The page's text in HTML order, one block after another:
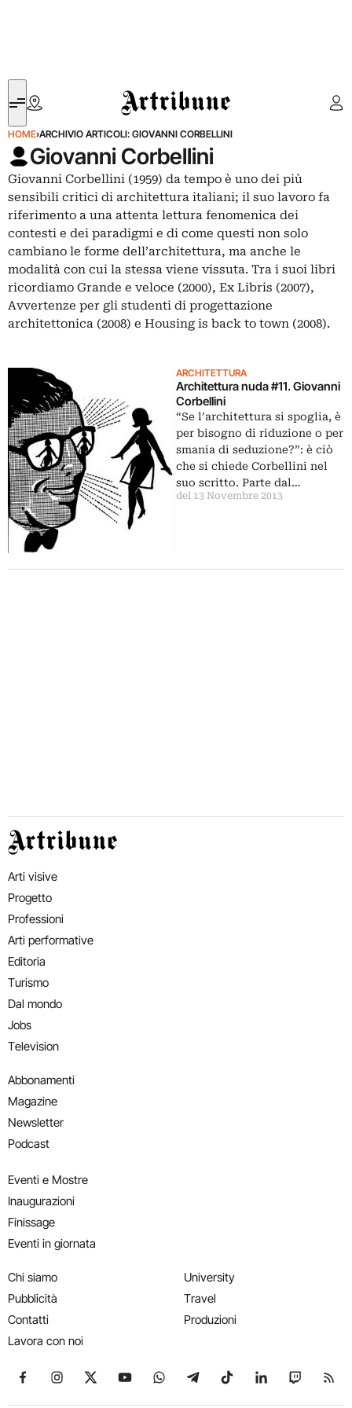
Artribune
HOME›ARCHIVIO ARTICOLI: GIOVANNI CORBELLINI
Giovanni Corbellini
Giovanni Corbellini (1959) da tempo è uno dei più
sensibili critici di architettura italiani; il suo lavoro fa
riferimento a una attenta lettura fenomenica dei
contesti e dei paradigmi e di come questi non solo
cambiano le forme dell’architettura, ma anche le
modalità con cui la stessa viene vissuta. Tra i suoi libri
ricordiamo Grande e veloce (2000), Ex Libris (2007),
Avvertenze per gli studenti di progettazione
architettonica (2008) e Housing is back to town (2008).
ARCHITETTURA
Architettura nuda #11. Giovanni
Corbellini
“Se l’architettura si spoglia, è
per bisogno di riduzione o per
smania di seduzione?”: è ciò
che si chiede Corbellini nel
suo scritto. Parte dal…
del 13 Novembre 2013
Artribune
Arti visive
Progetto
Professioni
Arti performative
Editoria
Turismo
Dal mondo
Jobs
Television
Abbonamenti
Magazine
Newsletter
Podcast
Eventi e Mostre
Inaugurazioni
Finissage
Eventi in giornata
Chi siamo
Pubblicità
Contatti
Lavora con noi
University
Travel
Produzioni
Seguici su Facebook
Seguici su Instagram
Seguici su X
Seguici su YouTube
Seguici su WhatsApp
Seguici su Telegram
Seguici su TikTok
Seguici su
Seguici